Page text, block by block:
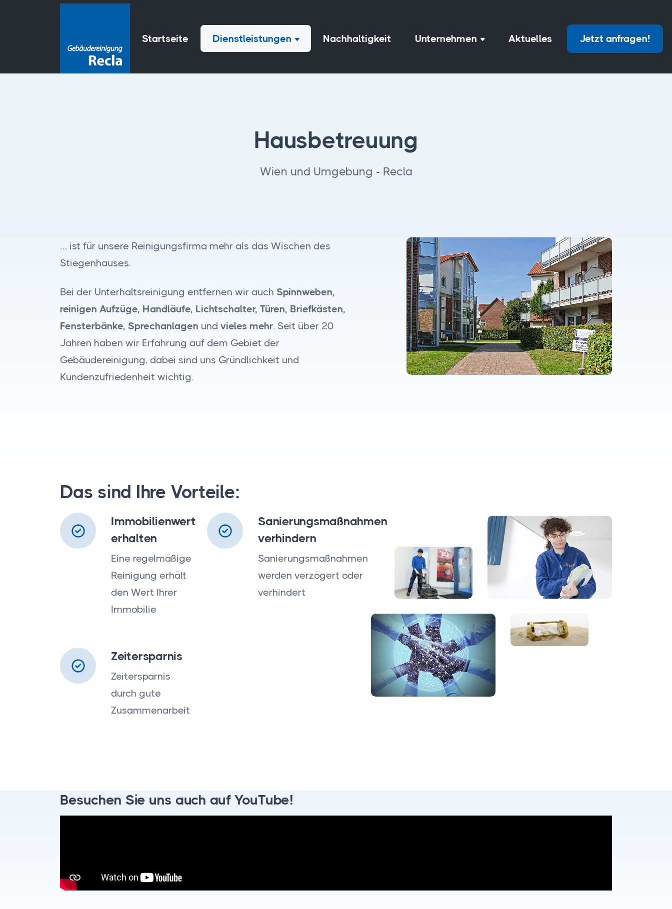
Startseite Dienstleistungen Nachhaltigkeit Unternehmen Aktuelles Jetzt anfragen!
Hausbetreuung
Wien und Umgebung - Recla
… ist für unsere Reinigungsfirma mehr als das Wischen des
Stiegenhauses.
Bei der Unterhaltsreinigung entfernen wir auch Spinnweben,
reinigen Aufzüge, Handläufe, Lichtschalter, Türen, Briefkästen,
Fensterbänke, Sprechanlagen und vieles mehr. Seit über 20
Jahren haben wir Erfahrung auf dem Gebiet der
Gebäudereinigung, dabei sind uns Gründlichkeit und
Kundenzufriedenheit wichtig.
Das sind Ihre Vorteile:
Immobilienwert
erhalten
Eine regelmäßige
Reinigung erhält
den Wert Ihrer
Immobilie
Sanierungsmaßnahmen
verhindern
Sanierungsmaßnahmen
werden verzögert oder
verhindert
Zeitersparnis
Zeitersparnis
durch gute
Zusammenarbeit
Besuchen Sie uns auch auf YouTube!